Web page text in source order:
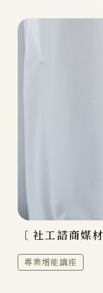
〔 社工諮商媒
專業增能講座